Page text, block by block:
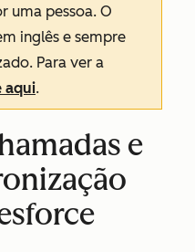
uma pessoa. O
inglês e sempre
Para ver a
aqui.
e